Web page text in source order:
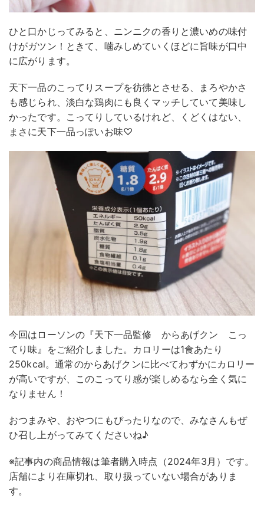
ひと口かじってみると、ニンニクの香りと濃いめの味付
けがガツン！ときて、噛みしめていくほどに旨味が口中
に広がります。
天下一品のこってりスープを彷彿とさせる、まろやかさ
も感じられ、淡白な鶏肉にも良くマッチしていて美味し
かったです。こってりしているけれど、くどくはない、
まさに天下一品っぽいお味♡
今回はローソンの『天下一品監修 からあげクン こっ
てり味』をご紹介しました。カロリーは1食あたり
250kcal。通常のからあげクンに比べてわずかにカロリー
が高いですが、このこってり感が楽しめるなら全く気に
なりません！
おつまみや、おやつにもぴったりなので、みなさんもぜ
ひ召し上がってみてくださいね♪
※記事内の商品情報は筆者購入時点（2024年3月）です。
店舗により在庫切れ、取り扱っていない場合がありま
す。